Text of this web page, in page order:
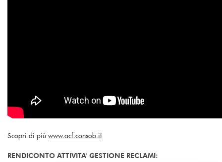
Scopri di più www.acf.consob.it
RENDICONTO ATTIVITA' GESTIONE RECLAMI: